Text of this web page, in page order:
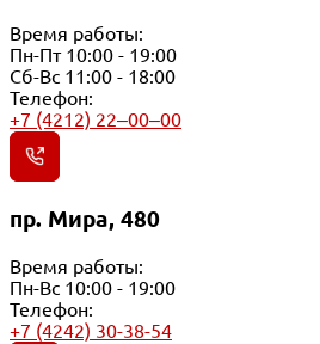
Время работы:
Пн-Пт 10:00 - 19:00
Сб-Вс 11:00 - 18:00
Телефон:
+7 (4212) 22‒00‒00
пр. Мира, 480
Время работы:
Пн-Вс 10:00 - 19:00
Телефон:
+7 (4242) 30-38-54